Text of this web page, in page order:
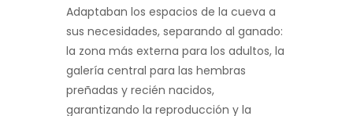
Adaptaban los espacios de la cueva a
sus necesidades, separando al ganado:
la zona más externa para los adultos, la
galería central para las hembras
preñadas y recién nacidos,
garantizando la reproducción y la